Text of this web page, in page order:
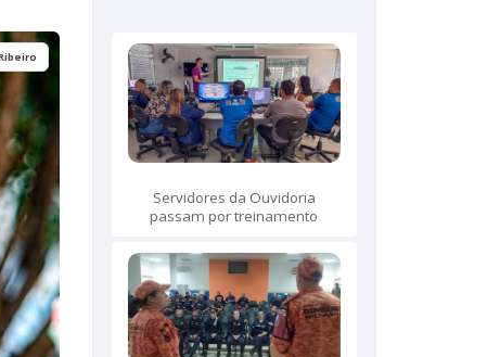
Servidores da Ouvidoria
passam por treinamento